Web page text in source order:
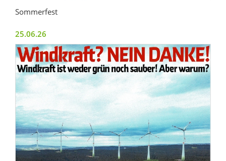
Sommerfest
25.06.26